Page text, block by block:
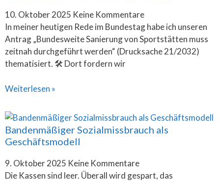
10. Oktober 2025 Keine Kommentare
In meiner heutigen Rede im Bundestag habe ich unseren
Antrag „Bundesweite Sanierung von Sportstätten muss
zeitnah durchgeführt werden“ (Drucksache 21/2032)
thematisiert. 🛠️ Dort fordern wir
Weiterlesen »
Bandenmäßiger Sozialmissbrauch als
Geschäftsmodell
9. Oktober 2025 Keine Kommentare
Die Kassen sind leer. Überall wird gespart, das